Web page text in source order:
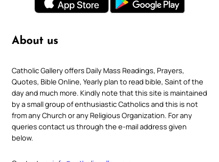
About us
Catholic Gallery offers Daily Mass Readings, Prayers,
Quotes, Bible Online, Yearly plan to read bible, Saint of the
day and much more. Kindly note that this site is maintained
by a small group of enthusiastic Catholics and this is not
from any Church or any Religious Organization. For any
queries contact us through the e-mail address given
below.